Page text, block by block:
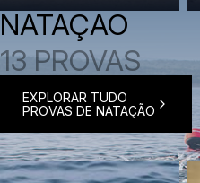
NATAÇÃO
13 PROVAS
EXPLORAR TUDO
PROVAS DE NATAÇÃO